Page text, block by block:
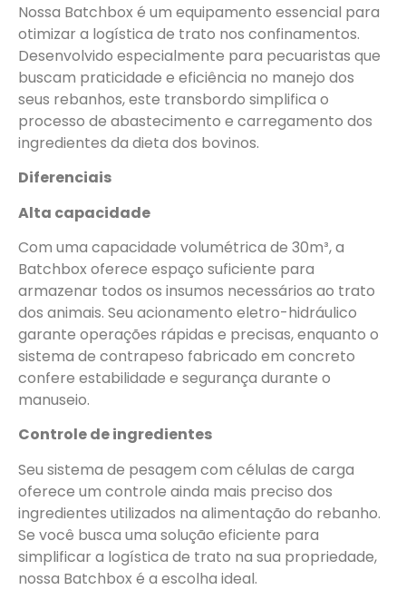
Nossa Batchbox é um equipamento essencial para
otimizar a logística de trato nos confinamentos.
Desenvolvido especialmente para pecuaristas que
buscam praticidade e eficiência no manejo dos
seus rebanhos, este transbordo simplifica o
processo de abastecimento e carregamento dos
ingredientes da dieta dos bovinos.
Diferenciais
Alta capacidade
Com uma capacidade volumétrica de 30m³, a
Batchbox oferece espaço suficiente para
armazenar todos os insumos necessários ao trato
dos animais. Seu acionamento eletro-hidráulico
garante operações rápidas e precisas, enquanto o
sistema de contrapeso fabricado em concreto
confere estabilidade e segurança durante o
manuseio.
Controle de ingredientes
Seu sistema de pesagem com células de carga
oferece um controle ainda mais preciso dos
ingredientes utilizados na alimentação do rebanho.
Se você busca uma solução eficiente para
simplificar a logística de trato na sua propriedade,
nossa Batchbox é a escolha ideal.